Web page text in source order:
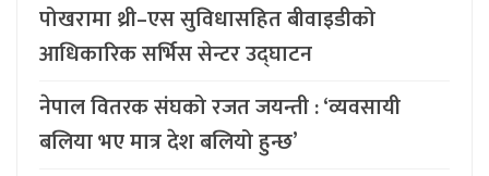
पोखरामा थ्री–एस सुविधासहित बीवाइडीको
आधिकारिक सर्भिस सेन्टर उद्घाटन
नेपाल वितरक संघको रजत जयन्ती : ‘व्यवसायी
बलिया भए मात्र देश बलियो हुन्छ’